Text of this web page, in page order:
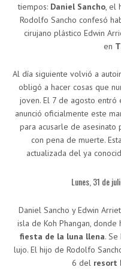
tiempos: Daniel Sancho, el
Rodolfo Sancho confesó
cirujano plástico Edwin
en
Al día siguiente volvió a
obligó a hacer cosas que
joven. El 7 de agosto
anunció oficialmente este
para acusarle de
con pena de muerte.
actualizada del ya
Lunes, 31 de
Daniel Sancho y Edwin
isla de Koh Phangan,
fiesta de la luna llena.
lujo. El hijo de Rodolfo
6 del resort